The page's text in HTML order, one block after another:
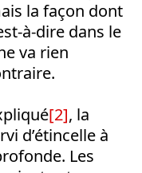
la façon dont
à-dire dans le
va rien
[2], la
d’étincelle à
Les